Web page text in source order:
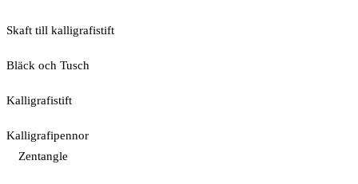
Skaft till kalligrafistift
Bläck och Tusch
Kalligrafistift
Kalligrafipennor
Zentangle